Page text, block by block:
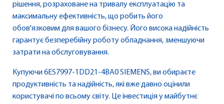
рішення, розраховане на тривалу експлуатацію та
максимальну ефективність, що робить його
обов'язковим для вашого бізнесу. Його висока надійність
гарантує безперебійну роботу обладнання, зменшуючи
затрати на обслуговування.
Купуючи 6ES7997-1DD21-4BA0 SIEMENS, ви обираєте
продуктивність та надійність, які вже давно оцінили
користувачі по всьому світу. Це інвестиція у майбутнє